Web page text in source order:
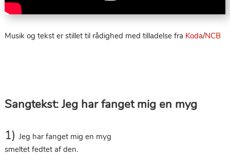
Musik og tekst er stillet til rådighed med tilladelse fra Koda/NCB
Sangtekst: Jeg har fanget mig en myg
1) Jeg har fanget mig en myg
smeltet fedtet af den.